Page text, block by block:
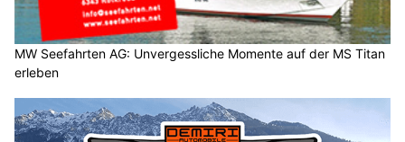
MW Seefahrten AG: Unvergessliche Momente auf der MS Titan
erleben